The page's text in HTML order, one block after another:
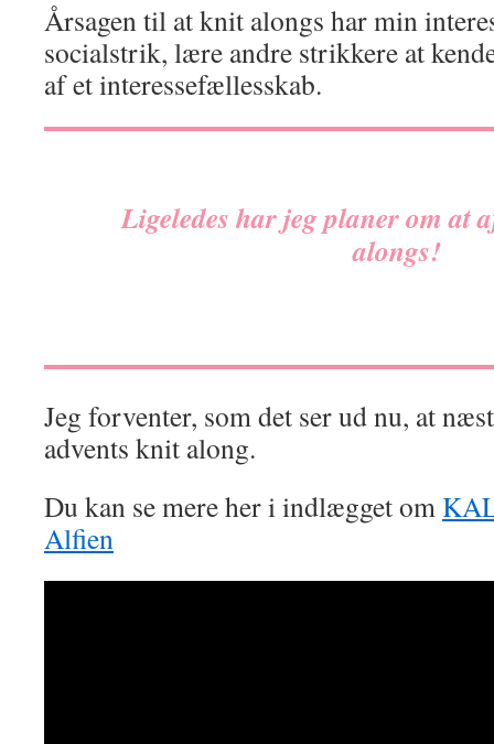
Årsagen til at knit alongs har min
socialstrik, lære andre strikkere at
af et interessefællesskab.
Ligeledes har jeg planer om at
alongs!
Jeg forventer, som det ser ud nu, at
advents knit along.
Du kan se mere her i indlægget om
Alfien